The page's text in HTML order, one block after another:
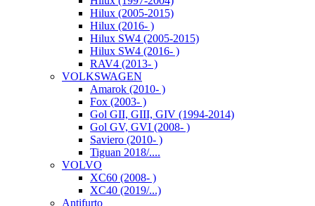
Hilux (2005-2015)
Hilux (2016- )
Hilux SW4 (2005-2015)
Hilux SW4 (2016- )
RAV4 (2013- )
VOLKSWAGEN
Amarok (2010- )
Fox (2003- )
Gol GII, GIII, GIV (1994-2014)
Gol GV, GVI (2008- )
Saviero (2010- )
Tiguan 2018/....
VOLVO
XC60 (2008- )
XC40 (2019/...)
Antifurto